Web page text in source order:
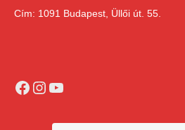
Cím: 1091 Budapest, Üllői út. 55.
Facebook
Instagram
YouTube